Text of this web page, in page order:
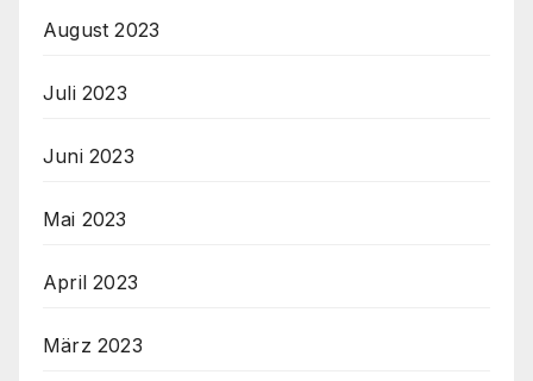
August 2023
Juli 2023
Juni 2023
Mai 2023
April 2023
März 2023